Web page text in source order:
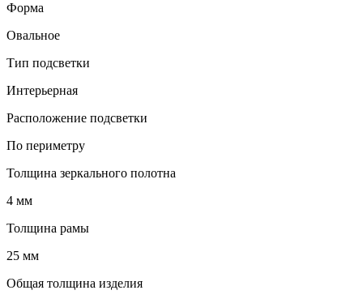
Форма
Овальное
Тип подсветки
Интерьерная
Расположение подсветки
По периметру
Толщина зеркального полотна
4 мм
Толщина рамы
25 мм
Общая толщина изделия